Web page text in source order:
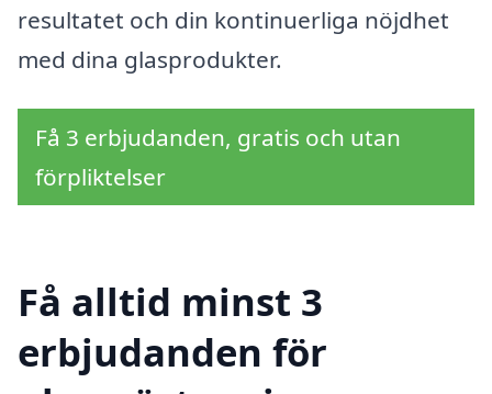
resultatet och din kontinuerliga nöjdhet
med dina glasprodukter.
Få 3 erbjudanden, gratis och utan
förpliktelser
Få alltid minst 3
erbjudanden för